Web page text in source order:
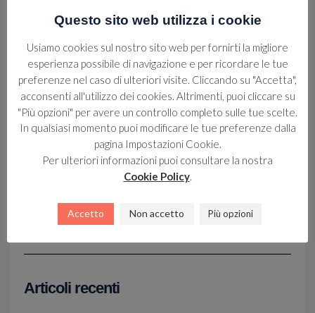
categoria Gran Crociera, dal nostro socio Fabrizio Scimè
(FelixIII),
nella classifica generale.
Congratulazioni vivissime a tutti i partecipanti e, in modo
particolare, ai nostri soci per aver tenuto alto il nome del
circolo in questa importante manifestazione.
Condividi sui social
Facebook WhatsApp
Articoli recenti
Questo sito web utilizza i cookie
Usiamo cookies sul nostro sito web per fornirti la migliore
esperienza possibile di navigazione e per ricordare le tue
preferenze nel caso di ulteriori visite. Cliccando su "Accetta",
acconsenti all'utilizzo dei cookies. Altrimenti, puoi cliccare su
"Più opzioni" per avere un controllo completo sulle tue scelte.
In qualsiasi momento puoi modificare le tue preferenze dalla
pagina Impostazioni Cookie.
Per ulteriori informazioni puoi consultare la nostra
Cookie Policy.
Accetto Non accetto Più opzioni